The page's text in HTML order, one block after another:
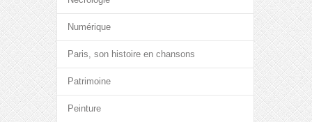
Numérique
Paris, son histoire en chansons
Patrimoine
Peinture